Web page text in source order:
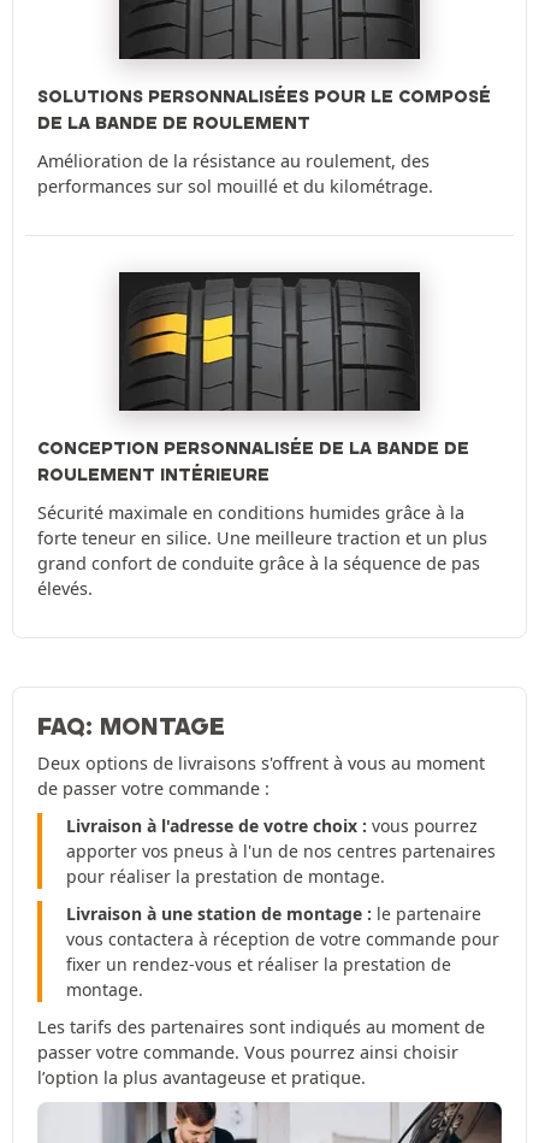
SOLUTIONS PERSONNALISÉES POUR LE COMPOSÉ
DE LA BANDE DE ROULEMENT
Amélioration de la résistance au roulement, des
performances sur sol mouillé et du kilométrage.
CONCEPTION PERSONNALISÉE DE LA BANDE DE
ROULEMENT INTÉRIEURE
Sécurité maximale en conditions humides grâce à la
forte teneur en silice. Une meilleure traction et un plus
grand confort de conduite grâce à la séquence de pas
élevés.
FAQ: MONTAGE
Deux options de livraisons s'offrent à vous au moment
de passer votre commande :
Livraison à l'adresse de votre choix : vous pourrez
apporter vos pneus à l'un de nos centres partenaires
pour réaliser la prestation de montage.
Livraison à une station de montage : le partenaire
vous contactera à réception de votre commande pour
fixer un rendez-vous et réaliser la prestation de
montage.
Les tarifs des partenaires sont indiqués au moment de
passer votre commande. Vous pourrez ainsi choisir
l’option la plus avantageuse et pratique.